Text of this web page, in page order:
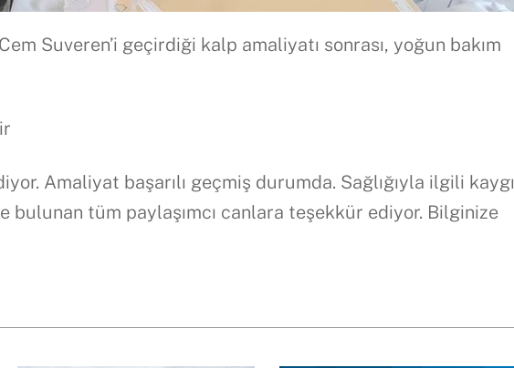
Suveren’i geçirdiği kalp amaliyatı sonrası, yoğun bakım
Amaliyat başarılı geçmiş durumda. Sağlığıyla ilgili kaygı
bulunan tüm paylaşımcı canlara teşekkür ediyor. Bilginize